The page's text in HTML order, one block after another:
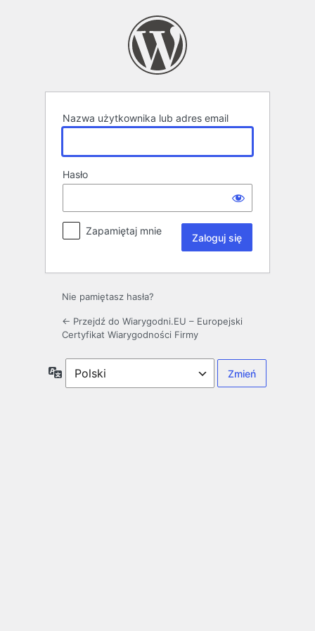
Nazwa użytkownika lub adres email
Hasło
Zapamiętaj mnie
Nie pamiętasz hasła?
← Przejdź do Wiarygodni.EU – Europejski
Certyfikat Wiarygodności Firmy
Język